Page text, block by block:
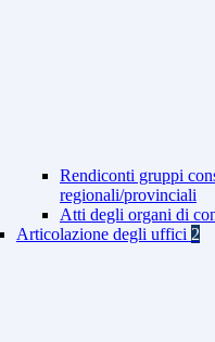
Rendiconti gruppi
regionali/provinciali
Atti degli organi di
Articolazione degli uffici 2